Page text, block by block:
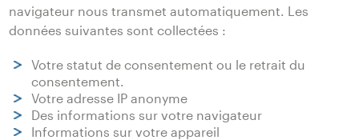
navigateur nous transmet automatiquement. Les
données suivantes sont collectées :
Votre statut de consentement ou le retrait du
consentement.
Votre adresse IP anonyme
Des informations sur votre navigateur
Informations sur votre appareil